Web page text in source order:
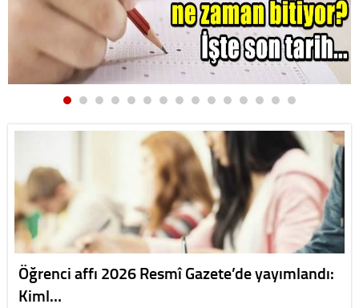
Öğrenci affı 2026 Resmî Gazete’de yayımlandı:
Kiml…